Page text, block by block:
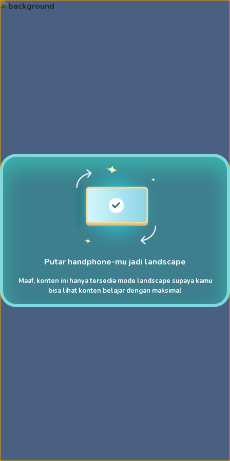
Putar handphone-mu jadi landscape
Maaf, konten ini hanya tersedia mode landscape supaya kamu
bisa lihat konten belajar dengan maksimal